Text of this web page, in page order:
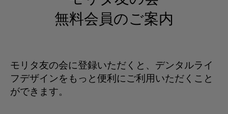
無料会員のご案内
モリタ友の会に登録いただくと、デンタルライ
フデザインをもっと便利にご利用いただくこと
ができます。